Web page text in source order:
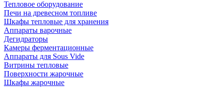
Тепловое оборудование
Печи на древесном топливе
Шкафы тепловые для хранения
Аппараты варочные
Дегидраторы
Камеры ферментационные
Аппараты для Sous Vide
Витрины тепловые
Поверхности жарочные
Шкафы жарочные